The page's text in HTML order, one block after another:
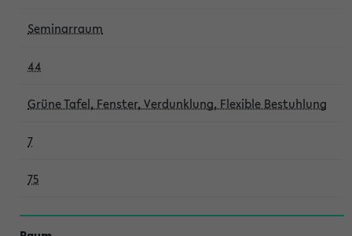
Seminarraum
44
Grüne Tafel, Fenster, Verdunklung, Flexible Bestuhlung
7
75